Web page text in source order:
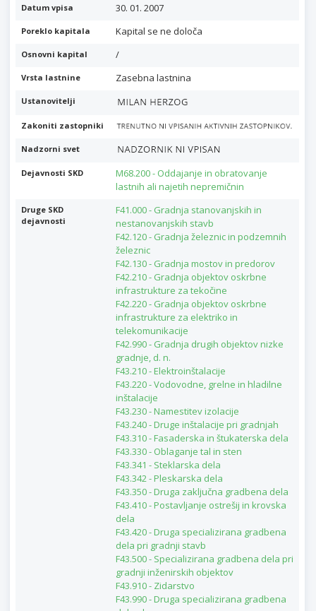
Datum vpisa 30. 01. 2007
Poreklo kapitala Kapital se ne določa
Osnovni kapital /
Vrsta lastnine Zasebna lastnina
Ustanovitelji
Zakoniti zastopniki
Nadzorni svet
Dejavnosti SKD
M68.200 - Oddajanje in obratovanje
lastnih ali najetih nepremičnin
Druge SKD
dejavnosti
F41.000 - Gradnja stanovanjskih in
nestanovanjskih stavb
F42.120 - Gradnja železnic in podzemnih
železnic
F42.130 - Gradnja mostov in predorov
F42.210 - Gradnja objektov oskrbne
infrastrukture za tekočine
F42.220 - Gradnja objektov oskrbne
infrastrukture za elektriko in
telekomunikacije
F42.990 - Gradnja drugih objektov nizke
gradnje, d. n.
F43.210 - Elektroinštalacije
F43.220 - Vodovodne, grelne in hladilne
inštalacije
F43.230 - Namestitev izolacije
F43.240 - Druge inštalacije pri gradnjah
F43.310 - Fasaderska in štukaterska dela
F43.330 - Oblaganje tal in sten
F43.341 - Steklarska dela
F43.342 - Pleskarska dela
F43.350 - Druga zaključna gradbena dela
F43.410 - Postavljanje ostrešij in krovska
dela
F43.420 - Druga specializirana gradbena
dela pri gradnji stavb
F43.500 - Specializirana gradbena dela pri
gradnji inženirskih objektov
F43.910 - Zidarstvo
F43.990 - Druga specializirana gradbena